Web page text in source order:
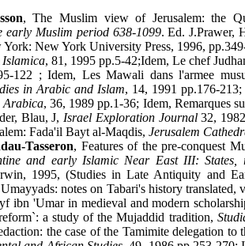
, The Muslim view ofJerusalem:
the early Muslim period 638-1099. Ed.
York: New York University Press, 1996,
Islamica, 81, 1995 pp.5-42;Idem, Le chef
122 ; Idem, Les Mawali dans l'armee
in Arabic and Islam, 14, 1991 pp.176-
Arabica, 36, 1989 pp.1-36; Idem,
Blau, J,Israel Exploration Journal32,
Fada'il Bayt al-Maqdis,Jerusalem
Tasseron, Features of the pre-
and early Islamic NearEast III:
Darwin, 1995, (Studies in Late Antiquity
Umayyads: notes on Tabari's history
ibn 'Umar in medieval and modern
reform`: a study of the Mujaddid tradition,
redaction: the case of the Tamimite